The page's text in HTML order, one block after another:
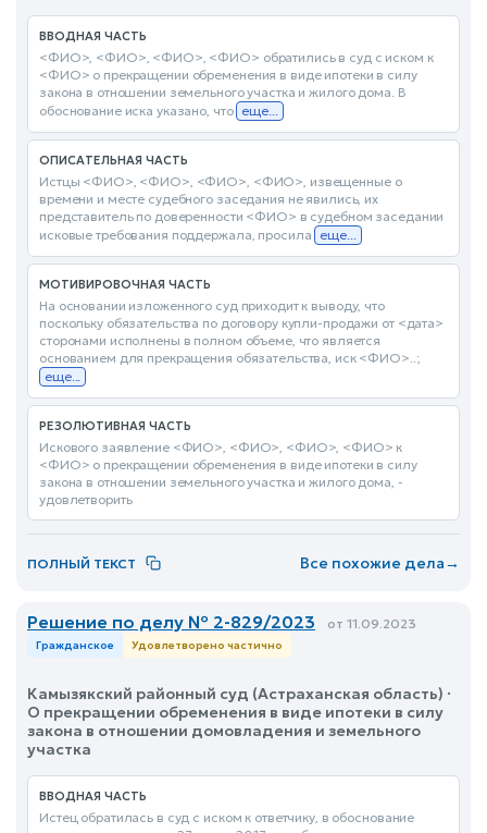
ВВОДНАЯ ЧАСТЬ
<ФИО>, <ФИО>, <ФИО>, <ФИО> обратились в суд с иском к
<ФИО> о прекращении обременения в виде ипотеки в силу
закона в отношении земельного участка и жилого дома. В
обоснование иска указано, что еще...
ОПИСАТЕЛЬНАЯ ЧАСТЬ
Истцы <ФИО>, <ФИО>, <ФИО>, <ФИО>, извещенные о
времени и месте судебного заседания не явились, их
представитель по доверенности <ФИО> в судебном заседании
исковые требования поддержала, просила еще...
МОТИВИРОВОЧНАЯ ЧАСТЬ
На основании изложенного суд приходит к выводу, что
поскольку обязательства по договору купли-продажи от <дата>
сторонами исполнены в полном объеме, что является
основанием для прекращения обязательства, иск <ФИО>..;
еще...
РЕЗОЛЮТИВНАЯ ЧАСТЬ
Искового заявление <ФИО>, <ФИО>, <ФИО>, <ФИО> к
<ФИО> о прекращении обременения в виде ипотеки в силу
закона в отношении земельного участка и жилого дома, -
удовлетворить
ПОЛНЫЙ ТЕКСТ Все похожие дела→
Решение по делу № 2-829/2023 от 11.09.2023
Гражданское Удовлетворено частично
Камызякский районный суд (Астраханская область) ·
О прекращении обременения в виде ипотеки в силу
закона в отношении домовладения и земельного
участка
ВВОДНАЯ ЧАСТЬ
Истец обратилась в суд с иском к ответчику, в обоснование